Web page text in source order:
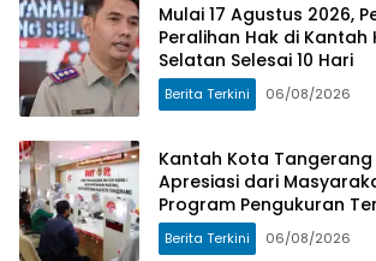
Mulai 17 Agustus 2026,
Peralihan Hak di
Selatan Selesai 10 Hari
Berita Terkini 06/08/2026
Kantah Kota
Apresiasi dari
Program Pengukuran
Berita Terkini 06/08/2026